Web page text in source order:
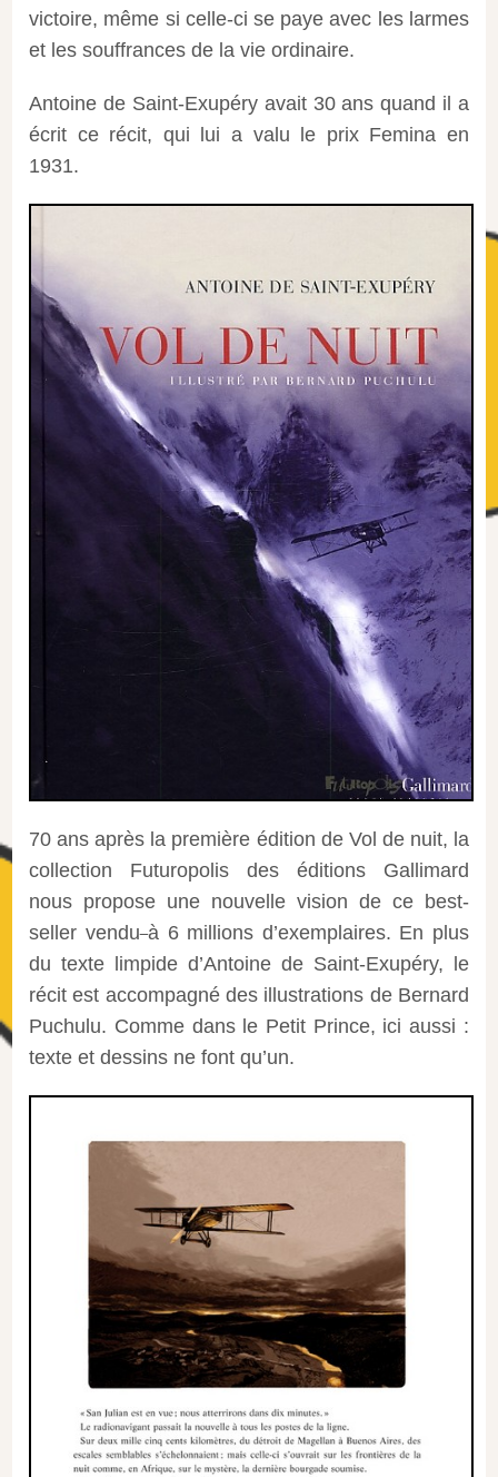
victoire, même si celle-ci se paye avec les larmes
et les souffrances de la vie ordinaire.
Antoine de Saint-Exupéry avait 30 ans quand il a
écrit ce récit, qui lui a valu le prix Femina en
1931.
70 ans après la première édition de Vol de nuit, la
collection Futuropolis des éditions Gallimard
nous propose une nouvelle vision de ce best-
seller vendu à 6 millions d’exemplaires. En plus
du texte limpide d’Antoine de Saint-Exupéry, le
récit est accompagné des illustrations de Bernard
Puchulu. Comme dans le Petit Prince, ici aussi :
texte et dessins ne font qu’un.